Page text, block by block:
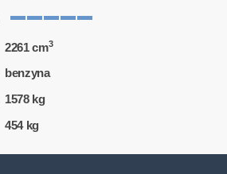
2261 cm3
benzyna
1578 kg
454 kg